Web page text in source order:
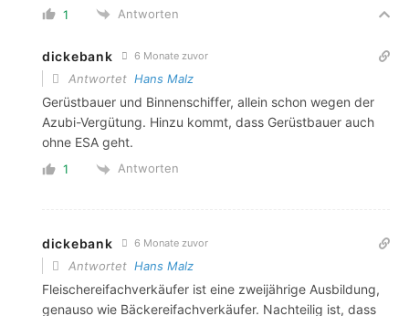
1 Antworten
dickebank 6 Monate zuvor
Antwortet Hans Malz
Gerüstbauer und Binnenschiffer, allein schon wegen der
Azubi-Vergütung. Hinzu kommt, dass Gerüstbauer auch
ohne ESA geht.
1 Antworten
dickebank 6 Monate zuvor
Antwortet Hans Malz
Fleischereifachverkäufer ist eine zweijährige Ausbildung,
genauso wie Bäckereifachverkäufer. Nachteilig ist, dass